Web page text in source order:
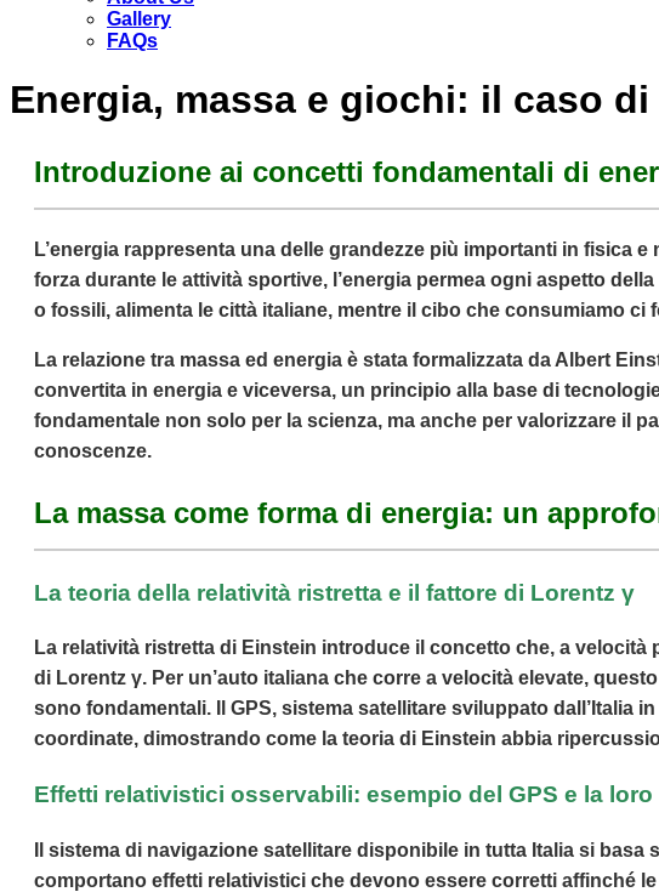
Gallery
FAQs
Energia, massa e giochi: il caso
Introduzione ai concetti fondamentali di
L’energia rappresenta una delle grandezze più importanti in fisica
forza durante le attività sportive, l’energia permea ogni aspetto
o fossili, alimenta le città italiane, mentre il cibo che consumiamo ci
La relazione tra massa ed energia è stata formalizzata da Albert
convertita in energia e viceversa, un principio alla base di
fondamentale non solo per la scienza, ma anche per valorizzare il
conoscenze.
La massa come forma di energia: un
La teoria della relatività ristretta e il fattore di Lorentz γ
La relatività ristretta di Einstein introduce il concetto che, a
di Lorentz γ. Per un’auto italiana che corre a velocità elevate,
sono fondamentali. Il GPS, sistema satellitare sviluppato dall’Italia
coordinate, dimostrando come la teoria di Einstein abbia
Effetti relativistici osservabili: esempio del GPS e la
Il sistema di navigazione satellitare disponibile in tutta Italia si
comportano effetti relativistici che devono essere corretti affinché